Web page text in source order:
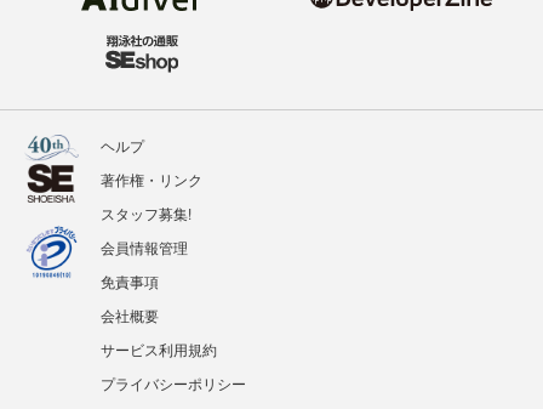
ヘルプ
著作権・リンク
スタッフ募集!
会員情報管理
免責事項
会社概要
サービス利用規約
プライバシーポリシー